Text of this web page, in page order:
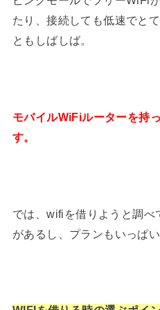
たり、接続しても低速でと
ともしばしば。
モバイルWiFiルーターを持
す。
では、wifiを借りようと調べ
があるし、プランもいっぱ